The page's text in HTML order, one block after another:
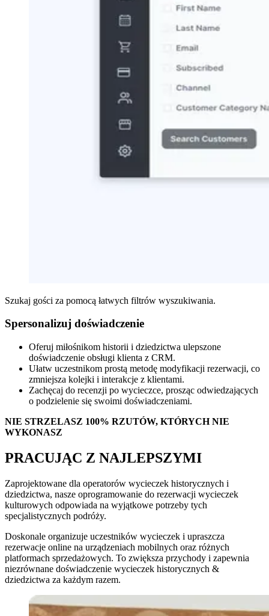
Szukaj gości za pomocą łatwych filtrów wyszukiwania.
Spersonalizuj doświadczenie
Oferuj miłośnikom historii i dziedzictwa ulepszone
doświadczenie obsługi klienta z CRM.
Ułatw uczestnikom prostą metodę modyfikacji rezerwacji, co
zmniejsza kolejki i interakcje z klientami.
Zachęcaj do recenzji po wycieczce, prosząc odwiedzających
o podzielenie się swoimi doświadczeniami.
NIE STRZELASZ 100% RZUTÓW, KTÓRYCH NIE
WYKONASZ
PRACUJĄC Z NAJLEPSZYMI
Zaprojektowane dla operatorów wycieczek historycznych i
dziedzictwa, nasze oprogramowanie do rezerwacji wycieczek
kulturowych odpowiada na wyjątkowe potrzeby tych
specjalistycznych podróży.
Doskonale organizuje uczestników wycieczek i upraszcza
rezerwacje online na urządzeniach mobilnych oraz różnych
platformach sprzedażowych. To zwiększa przychody i zapewnia
niezrównane doświadczenie wycieczek historycznych &
dziedzictwa za każdym razem.